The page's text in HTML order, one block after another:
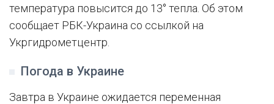
температура повысится до 13° тепла. Об этом
сообщает РБК-Украина со ссылкой на
Укргидрометцентр.
Погода в Украине
Завтра в Украине ожидается переменная